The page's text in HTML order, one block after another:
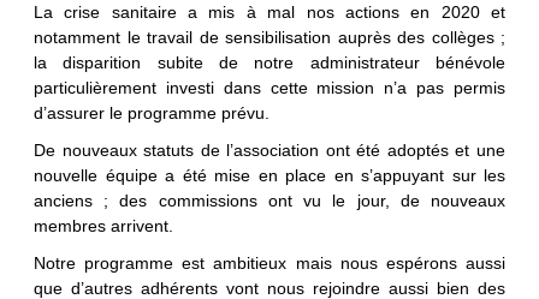
La crise sanitaire a mis à mal nos actions en 2020 et
notamment le travail de sensibilisation auprès des collèges ;
la disparition subite de notre administrateur bénévole
particulièrement investi dans cette mission n’a pas permis
d’assurer le programme prévu.
De nouveaux statuts de l’association ont été adoptés et une
nouvelle équipe a été mise en place en s’appuyant sur les
anciens ; des commissions ont vu le jour, de nouveaux
membres arrivent.
Notre programme est ambitieux mais nous espérons aussi
que d’autres adhérents vont nous rejoindre aussi bien des